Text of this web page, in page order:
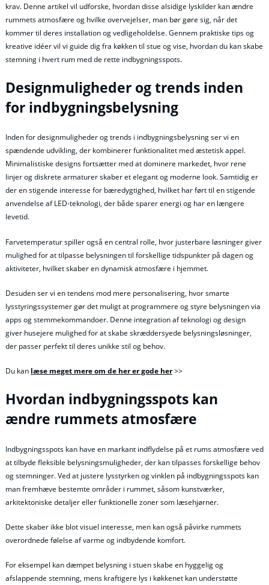
krav. Denne artikel vil udforske, hvordan disse alsidige lyskilder kan ændre
rummets atmosfære og hvilke overvejelser, man bør gøre sig, når det
kommer til deres installation og vedligeholdelse. Gennem praktiske tips og
kreative idéer vil vi guide dig fra køkken til stue og vise, hvordan du kan skabe
stemning i hvert rum med de rette indbygningsspots.
Designmuligheder og trends inden
for indbygningsbelysning
Inden for designmuligheder og trends i indbygningsbelysning ser vi en
spændende udvikling, der kombinerer funktionalitet med æstetisk appel.
Minimalistiske designs fortsætter med at dominere markedet, hvor rene
linjer og diskrete armaturer skaber et elegant og moderne look. Samtidig er
der en stigende interesse for bæredygtighed, hvilket har ført til en stigende
anvendelse af LED-teknologi, der både sparer energi og har en længere
levetid.
Farvetemperatur spiller også en central rolle, hvor justerbare løsninger giver
mulighed for at tilpasse belysningen til forskellige tidspunkter på dagen og
aktiviteter, hvilket skaber en dynamisk atmosfære i hjemmet.
Desuden ser vi en tendens mod mere personalisering, hvor smarte
lysstyringssystemer gør det muligt at programmere og styre belysningen via
apps og stemmekommandoer. Denne integration af teknologi og design
giver husejere mulighed for at skabe skræddersyede belysningsløsninger,
der passer perfekt til deres unikke stil og behov.
Du kan læse meget mere om de her er gode her>>
Hvordan indbygningsspots kan
ændre rummets atmosfære
Indbygningsspots kan have en markant indflydelse på et rums atmosfære ved
at tilbyde fleksible belysningsmuligheder, der kan tilpasses forskellige behov
og stemninger. Ved at justere lysstyrken og vinklen på indbygningsspots kan
man fremhæve bestemte områder i rummet, såsom kunstværker,
arkitektoniske detaljer eller funktionelle zoner som læsehjørner.
Dette skaber ikke blot visuel interesse, men kan også påvirke rummets
overordnede følelse af varme og indbydende komfort.
For eksempel kan dæmpet belysning i stuen skabe en hyggelig og
afslappende stemning, mens kraftigere lys i køkkenet kan understøtte